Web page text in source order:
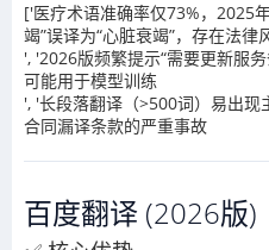
['医疗术语准确率仅73%，2025
竭”误译为“心脏衰竭”，存在法律
', '2026版频繁提示“需要更新服
可能用于模型训练
', '长段落翻译（>500词）易出
合同漏译条款的严重事故
百度翻译 (2026版)